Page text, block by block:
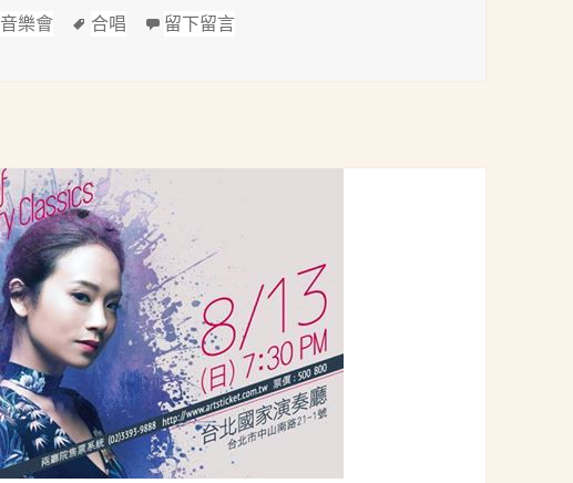
音樂會
標
合唱 留下留言在 中山女高校友合唱團–迎曦女聲｜「曦